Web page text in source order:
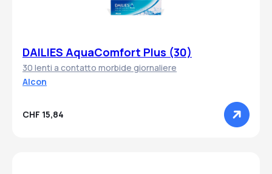
DAILIES AquaComfort Plus (30)
30 lenti a contatto morbide giornaliere
Alcon
CHF 15,84